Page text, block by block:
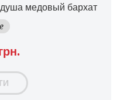
медовый бархат